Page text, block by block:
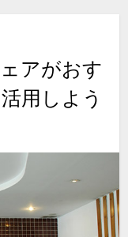
アがおす
用しよう